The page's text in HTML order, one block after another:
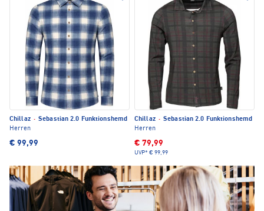
Chillaz · Sebastian 2.0 Funktionshemd
Herren
€ 99,99
Chillaz · Sebastian 2.0 Funktionshemd
Herren
€ 79,99
UVP* € 99,99